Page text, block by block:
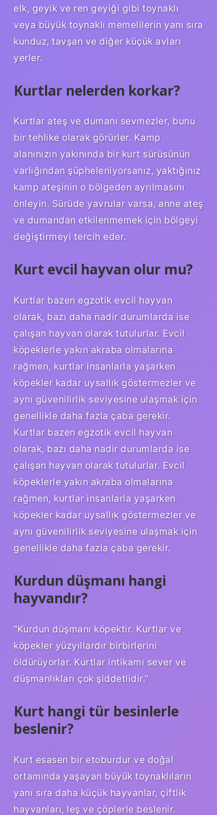
elk, geyik ve ren geyiği gibi toynaklı
veya büyük toynaklı memelilerin yanı sıra
kunduz, tavşan ve diğer küçük avları
yerler.
Kurtlar nelerden korkar?
Kurtlar ateş ve dumanı sevmezler, bunu
bir tehlike olarak görürler. Kamp
alanınızın yakınında bir kurt sürüsünün
varlığından şüpheleniyorsanız, yaktığınız
kamp ateşinin o bölgeden ayrılmasını
önleyin. Sürüde yavrular varsa, anne ateş
ve dumandan etkilenmemek için bölgeyi
değiştirmeyi tercih eder.
Kurt evcil hayvan olur mu?
Kurtlar bazen egzotik evcil hayvan
olarak, bazı daha nadir durumlarda ise
çalışan hayvan olarak tutulurlar. Evcil
köpeklerle yakın akraba olmalarına
rağmen, kurtlar insanlarla yaşarken
köpekler kadar uysallık göstermezler ve
aynı güvenilirlik seviyesine ulaşmak için
genellikle daha fazla çaba gerekir.
Kurtlar bazen egzotik evcil hayvan
olarak, bazı daha nadir durumlarda ise
çalışan hayvan olarak tutulurlar. Evcil
köpeklerle yakın akraba olmalarına
rağmen, kurtlar insanlarla yaşarken
köpekler kadar uysallık göstermezler ve
aynı güvenilirlik seviyesine ulaşmak için
genellikle daha fazla çaba gerekir.
Kurdun düşmanı hangi
hayvandır?
“Kurdun düşmanı köpektir. Kurtlar ve
köpekler yüzyıllardır birbirlerini
öldürüyorlar. Kurtlar intikamı sever ve
düşmanlıkları çok şiddetlidir.”
Kurt hangi tür besinlerle
beslenir?
Kurt esasen bir etoburdur ve doğal
ortamında yaşayan büyük toynaklıların
yanı sıra daha küçük hayvanlar, çiftlik
hayvanları, leş ve çöplerle beslenir.